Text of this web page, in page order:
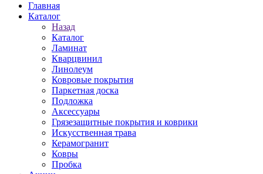
Главная
Каталог
Назад
Каталог
Ламинат
Кварцвинил
Линолеум
Ковровые покрытия
Паркетная доска
Подложка
Аксессуары
Грязезащитные покрытия и коврики
Искусственная трава
Керамогранит
Ковры
Пробка